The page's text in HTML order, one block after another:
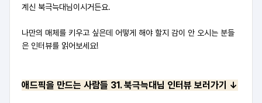
계신 북극늑대님이시거든요.
나만의 매체를 키우고 싶은데 어떻게 해야 할지 감이 안 오시는 분들
은 인터뷰를 읽어보세요!
애드픽을 만드는 사람들 31. 북극늑대님 인터뷰 보러가기 ↓